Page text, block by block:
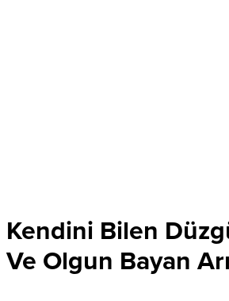
Kendini Bilen
Ve Olgun Bayan